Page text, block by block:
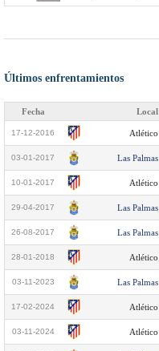
Últimos enfrentamientos
Fecha Local
17-12-2016 Atlético
03-01-2017 Las Palmas
10-01-2017 Atlético
29-04-2017 Las Palmas
26-08-2017 Las Palmas
28-01-2018 Atlético
03-11-2023 Las Palmas
17-02-2024 Atlético
03-11-2024 Atlético